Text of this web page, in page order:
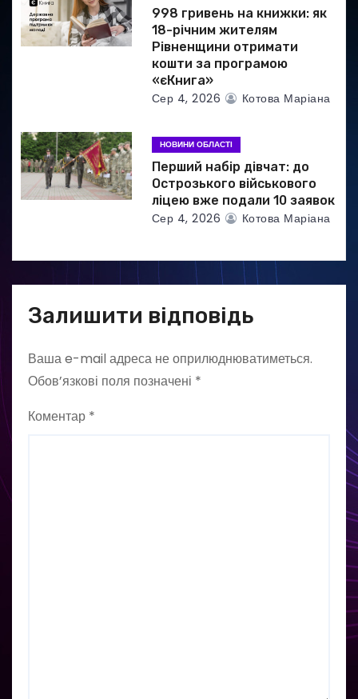
998 гривень на книжки: як
18-річним жителям
Рівненщини отримати
кошти за програмою
«єКнига»
Сер 4, 2026 Котова Маріана
НОВИНИ ОБЛАСТІ
Перший набір дівчат: до
Острозького військового
ліцею вже подали 10 заявок
Сер 4, 2026 Котова Маріана
Залишити відповідь
Ваша e-mail адреса не оприлюднюватиметься.
Обов’язкові поля позначені *
Коментар *